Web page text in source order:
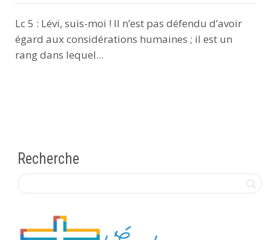
Lc 5 : Lévi, suis-moi ! Il n’est pas défendu d’avoir
égard aux considérations humaines ; il est un
rang dans lequel...
Recherche